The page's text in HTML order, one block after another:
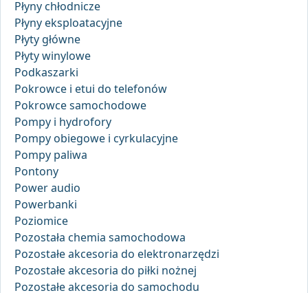
Płyny chłodnicze
Płyny eksploatacyjne
Płyty główne
Płyty winylowe
Podkaszarki
Pokrowce i etui do telefonów
Pokrowce samochodowe
Pompy i hydrofory
Pompy obiegowe i cyrkulacyjne
Pompy paliwa
Pontony
Power audio
Powerbanki
Poziomice
Pozostała chemia samochodowa
Pozostałe akcesoria do elektronarzędzi
Pozostałe akcesoria do piłki nożnej
Pozostałe akcesoria do samochodu